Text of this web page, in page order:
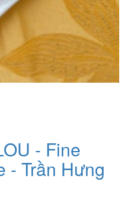
- Fine
- Trần Hưng